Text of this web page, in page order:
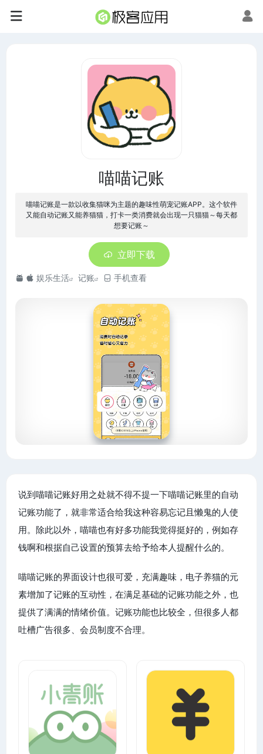
喵喵记账
喵喵记账是一款以收集猫咪为主题的趣味性萌宠记账APP。这个软件
又能自动记账又能养猫猫，打卡一类消费就会出现一只猫猫～每天都
想要记账～
立即下载
娱乐生活 记账 手机查看
说到喵喵记账好用之处就不得不提一下喵喵记账里的自动
记账功能了，就非常适合给我这种容易忘记且懒鬼的人使
用。除此以外，喵喵也有好多功能我觉得挺好的，例如存
钱啊和根据自己设置的预算去给予给本人提醒什么的。
喵喵记账的界面设计也很可爱，充满趣味，电子养猫的元
素增加了记账的互动性，在满足基础的记账功能之外，也
提供了满满的情绪价值。记账功能也比较全，但很多人都
吐槽广告很多、会员制度不合理。